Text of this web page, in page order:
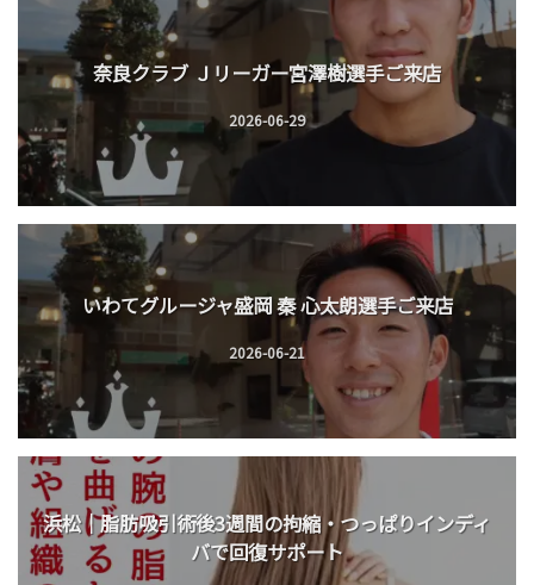
奈良クラブ Ｊリーガー宮澤樹選手ご来店
2026-06-29
いわてグルージャ盛岡 秦 心太朗選手ご来店
2026-06-21
浜松｜脂肪吸引術後3週間の拘縮・つっぱりインディ
バで回復サポート